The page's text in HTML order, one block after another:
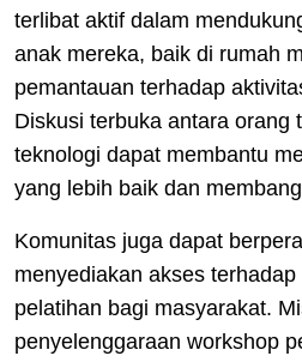
terlibat aktif dalam
anak mereka, baik di rumah
pemantauan terhadap
Diskusi terbuka antara orang
teknologi dapat membantu
yang lebih baik dan
Komunitas juga dapat
menyediakan akses
pelatihan bagi masyarakat.
penyelenggaraan workshop